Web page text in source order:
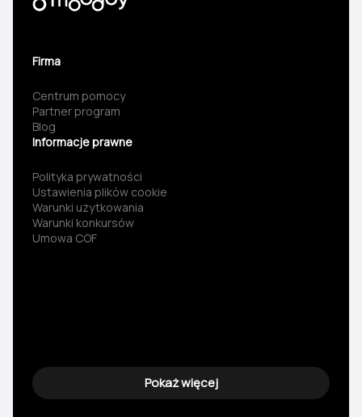
Firma
Centrum pomocy
Partner program
Blog
Informacje prawne
Polityka prywatności
Ustawienia plików cookie
Warunki użytkowania
Warunki konkursów
Umowa COF
Pokaż więcej